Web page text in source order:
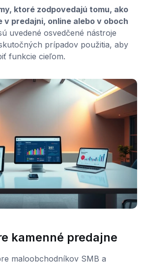
ktoré zodpovedajú tomu, ako
v predajni, online alebo v oboch
uvedené osvedčené nástroje
prípadov použitia, aby
funkcie cieľom.
kamenné predajne
maloobchodníkov SMB a